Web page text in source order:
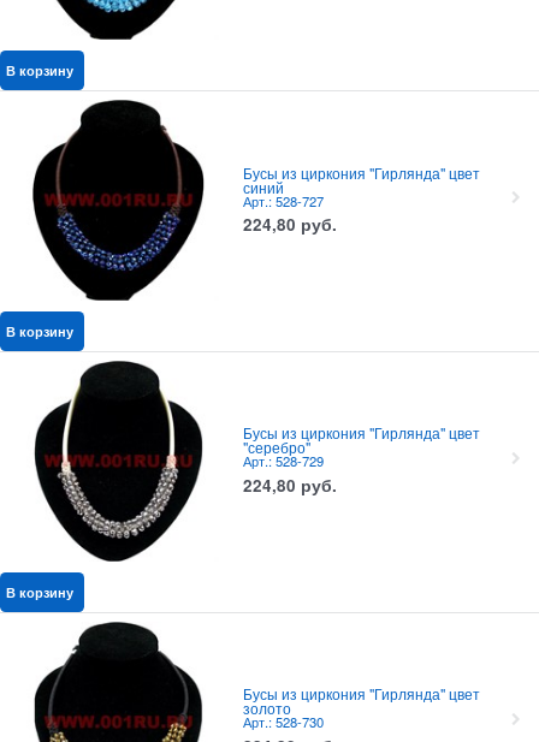
В корзину
Бусы из циркония "Гирлянда" цвет
синий
Арт.: 528-727
224,80 руб.
В корзину
Бусы из циркония "Гирлянда" цвет
"серебро"
Арт.: 528-729
224,80 руб.
В корзину
Бусы из циркония "Гирлянда" цвет
золото
Арт.: 528-730